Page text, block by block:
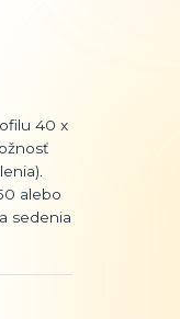
40 x
alebo
sedenia